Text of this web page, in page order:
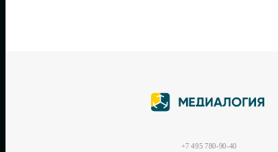
+7 495 780-90-40